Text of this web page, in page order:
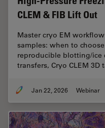
CLEM & FIB Lift Out
Master cryo EM
samples: when to
reproducible blotting/ice
transfers, Cryo CLEM
Jan 22, 2026 Webinar